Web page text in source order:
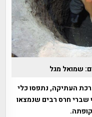
שמואל מגל
העתיקה, נתפסו כלי
שברי חרס רבים שנמצאו